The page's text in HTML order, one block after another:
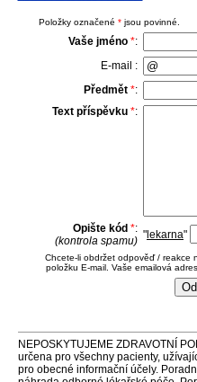
Položky označené * jsou povinné.
Vaše jméno *:
E-mail :
Předmět *:
Text příspěvku *:
Opište kód *:
(kontrola spamu) " lekarna"
Chcete-li obdržet odpověď / reakce
položku E-mail. Vaše emailová
NEPOSKYTUJEME ZDRAVOTNÍ
určena pro všechny pacienty,
pro obecné informační účely.